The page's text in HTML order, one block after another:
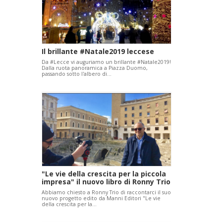
Il brillante #Natale2019 leccese
Da #Lecce vi auguriamo un brillante #Natale2019!
Dalla ruota panoramica a Piazza Duomo,
passando sotto l'albero di…
"Le vie della crescita per la piccola
impresa" il nuovo libro di Ronny Trio
Abbiamo chiesto a Ronny Trio di raccontarci il suo
nuovo progetto edito da Manni Editori "Le vie
della crescita per la…